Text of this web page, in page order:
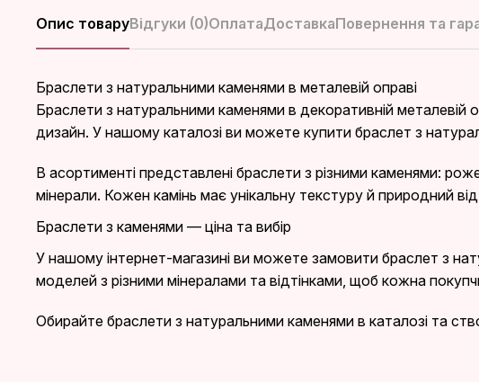
Опис товаруВідгуки (0)ОплатаДоставкаПовернення та
Браслети з натуральними каменями в металевій оправі
Браслети з натуральними каменями в декоративній металевій
дизайн. У нашому каталозі ви можете купити браслет з
В асортименті представлені браслети з різними каменями:
мінерали. Кожен камінь має унікальну текстуру й природний
Браслети з каменями — ціна та вибір
У нашому інтернет-магазині ви можете замовити браслет з
моделей з різними мінералами та відтінками, щоб кожна
Обирайте браслети з натуральними каменями в каталозі та